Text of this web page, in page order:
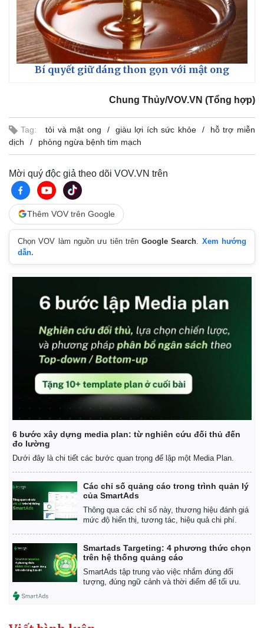
Khởi nghiệp
Thị trường
Tiêu dùng
Tỷ giá
Chứng khoán
Bí quyết giữ dáng thon gọn với mật ong
Chung Thủy/VOV.VN (Tổng hợp)
Tag: tỏi và mật ong giàu lợi ích sức khỏe
hỗ trợ miễn
dịch
phòng ngừa bệnh tim mạch
Mời quý độc giả theo dõi VOV.VN trên
Thêm VOV trên Google
Chọn VOV làm nguồn ưu tiên trênGoogle Search
Xem hướng
dẫn.
6 bước xây dựng media plan: từ nghiên cứu đối thủ đến
đo lường
Dưới đây là chi tiết các bước quan trọng để lập một Media Plan.
Các chỉ số quảng cáo trong trình quản lý
của SmartAds
Thông qua các chỉ số này, thương hiệu đánh giá
mức độ hiển thị, tương tác, hiệu quả chi phí.
Smartads Targeting: 4 phương thức chọn
trên hệ thống quảng cáo
SmartAds tập trung vào việc nhắm đúng đối
tượng, đúng ngữ cảnh và thời điểm để tối ưu.